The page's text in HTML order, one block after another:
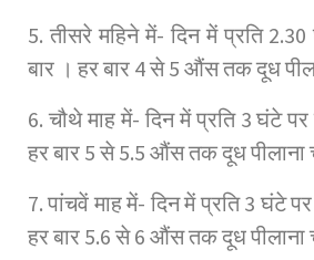
5. तीसरे महिने में- दिन में प्रति
बार । हर बार 4 से 5 औंस तक दूध
6. चौथे माह में- दिन में प्रति 3 घंटे
हर बार 5 से 5.5 औंस तक दूध पीलाना
7. पांचवें माह में- दिन में प्रति 3 घंटे
हर बार 5.6 से 6 औंस तक दूध पीलाना